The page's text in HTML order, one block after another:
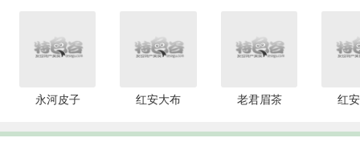
永河皮子 红安大布 老君眉茶 红